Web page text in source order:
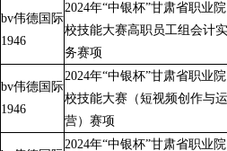
bv伟德国际
1946
2024年“中银杯”甘肃省职业院
校技能大赛高职员工组会计实
务赛项
bv伟德国际
1946
2024年“中银杯”甘肃省职业院
校技能大赛（短视频创作与运
营）赛项
2024年“中银杯”甘肃省职业院